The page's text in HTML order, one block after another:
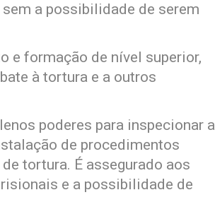
a possibilidade de serem
e formação de nível superior,
à tortura e a outros
poderes para inspecionar a
de procedimentos
tortura. É assegurado aos
e a possibilidade de